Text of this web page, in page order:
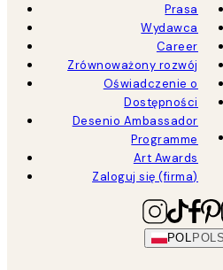
Prasa
Wydawca
Career
Zrównoważony rozwój
Oświadczenie o
Dostępności
Desenio Ambassador
Programme
Art Awards
Zaloguj się (firma)
POL